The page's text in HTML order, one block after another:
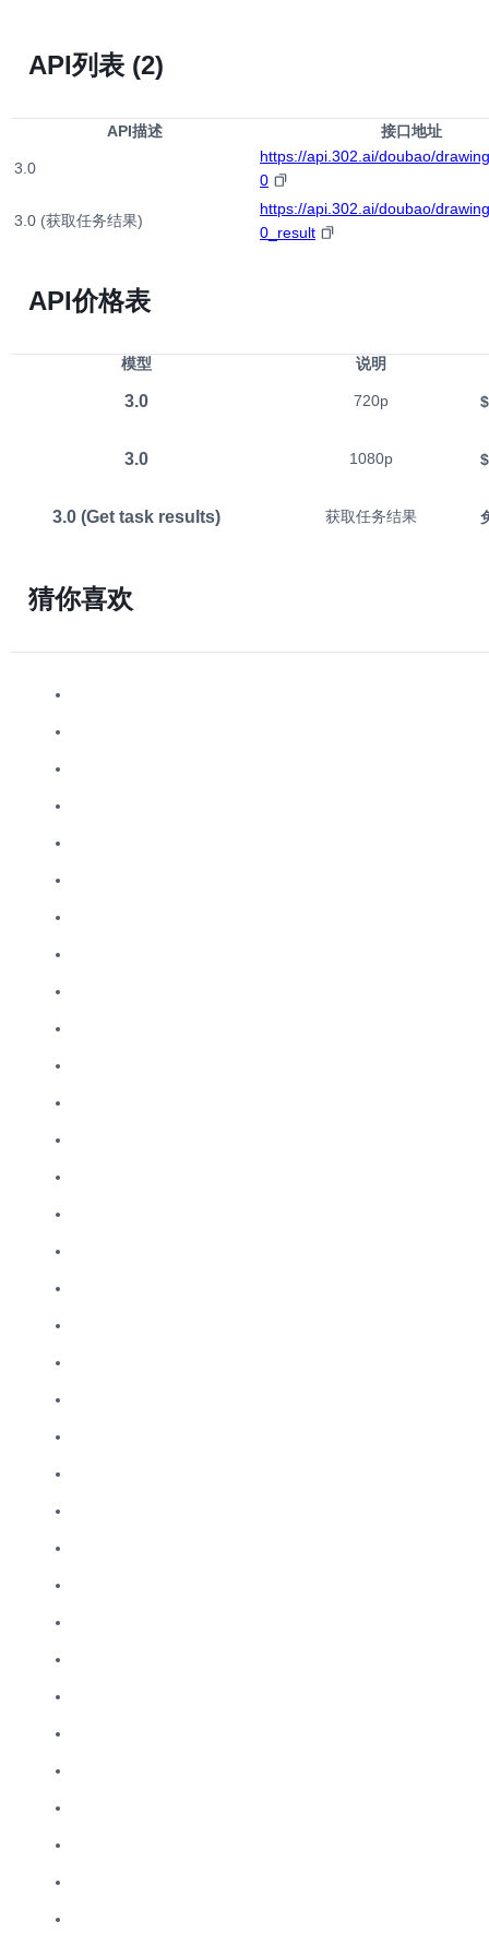
API列表 (2)
API描述 接口地址
3.0
https://api.302.ai/doubao/
0
3.0 (获取任务结果)
https://api.302.ai/doubao/
0_result
API价格表
模型 说明
3.0 720p
3.0 1080p
3.0 (Get task results) 获取任务结果
猜你喜欢